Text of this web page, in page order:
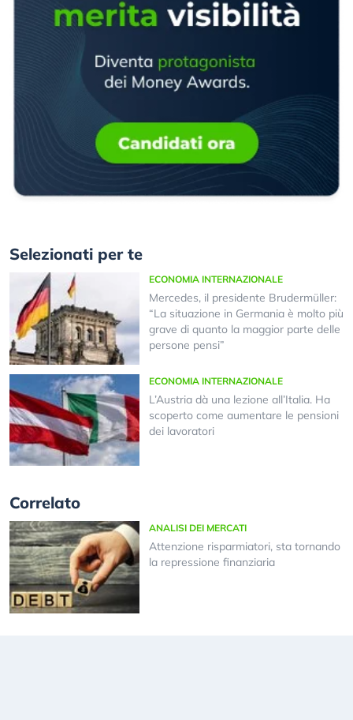
Selezionati per te
ECONOMIA INTERNAZIONALE
Mercedes, il presidente Brudermüller:
“La situazione in Germania è molto più
grave di quanto la maggior parte delle
persone pensi”
ECONOMIA INTERNAZIONALE
L’Austria dà una lezione all’Italia. Ha
scoperto come aumentare le pensioni
dei lavoratori
Correlato
ANALISI DEI MERCATI
Attenzione risparmiatori, sta tornando
la repressione finanziaria